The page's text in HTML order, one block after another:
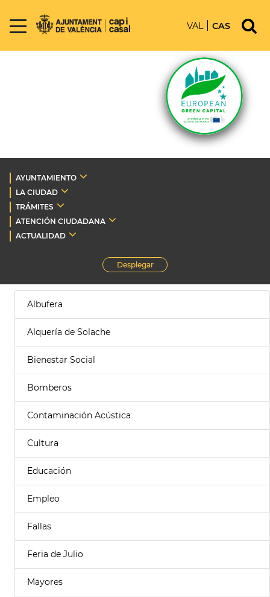
VAL CAS
AYUNTAMIENTO
LA CIUDAD
TRÁMITES
ATENCIÓN CIUDADANA
ACTUALIDAD
Desplegar
Albufera
Alquería de Solache
Bienestar Social
Bomberos
Contaminación Acústica
Cultura
Educación
Empleo
Fallas
Feria de Julio
Mayores